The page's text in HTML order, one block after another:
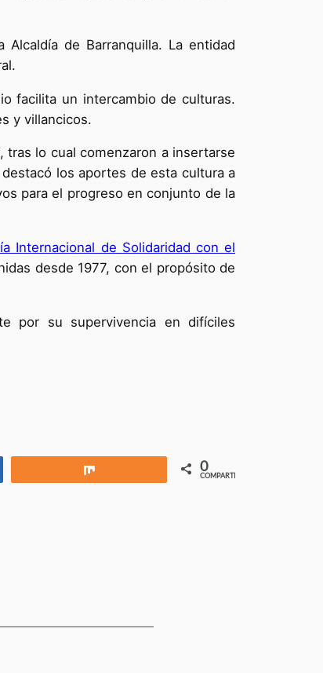
de Barranquilla. La entidad
facilita un intercambio de culturas.
y villancicos.
tras lo cual comenzaron a insertarse
los aportes de esta cultura a
para el progreso en conjunto de la
Internacional de Solidaridad con el
desde 1977, con el propósito de
por su supervivencia en difíciles
0
COMPARTIR